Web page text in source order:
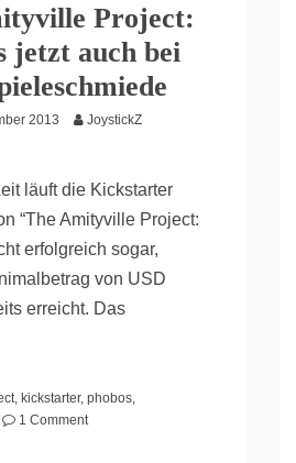
Project:
jetzt auch bei
2013 JoystickZ
läuft die Kickstarter
“The Amityville Project:
erfolgreich sogar,
von USD
erreicht. Das
, kickstarter, phobos,
1 Commenton